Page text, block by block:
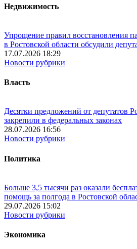
Недвижимость
Упрощение правил восстановления
в Ростовской области обсудили
17.07.2026 18:29
Новости рубрики
Власть
Десятки предложений от депутатов
закрепили в федеральных законах
28.07.2026 16:56
Новости рубрики
Политика
Больше 3,5 тысячи раз оказали
помощь за полгода в Ростовской
29.07.2026 15:02
Новости рубрики
Экономика